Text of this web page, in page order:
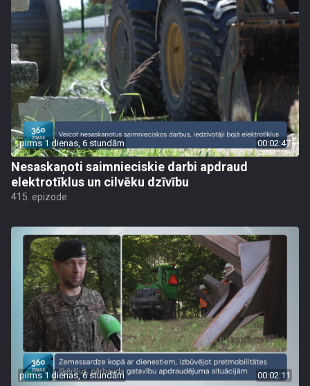
pirms 1 dienas, 6 stundām 00:02:47
Nesaskaņoti saimnieciskie darbi apdraud
elektrotīklus un cilvēku dzīvību
415. epizode
pirms 1 dienas, 6 stundām 00:02:11